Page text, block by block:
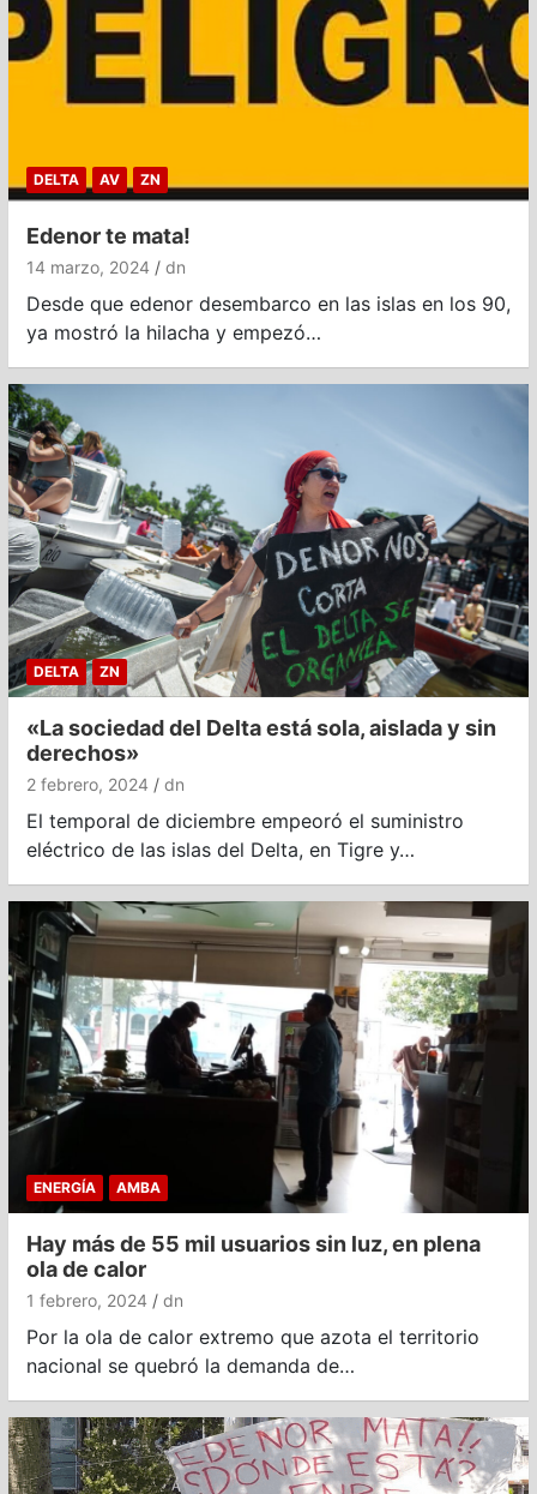
DELTA AV ZN
Edenor te mata!
14 marzo, 2024 dn
Desde que edenor desembarco en las islas en los 90,
ya mostró la hilacha y empezó…
DELTA ZN
«La sociedad del Delta está sola, aislada y sin
derechos»
2 febrero, 2024 dn
El temporal de diciembre empeoró el suministro
eléctrico de las islas del Delta, en Tigre y…
ENERGÍA AMBA
Hay más de 55 mil usuarios sin luz, en plena
ola de calor
1 febrero, 2024 dn
Por la ola de calor extremo que azota el territorio
nacional se quebró la demanda de…